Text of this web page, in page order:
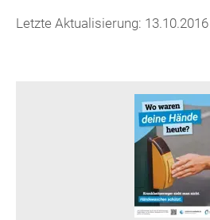
Letzte Aktualisierung: 13.10.2016